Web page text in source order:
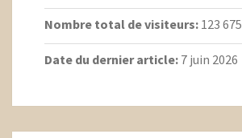
Nombre total de visiteurs: 123 675
Date du dernier article: 7 juin 2026